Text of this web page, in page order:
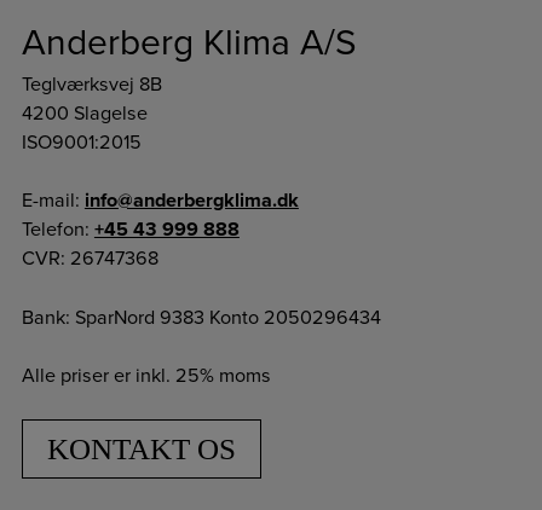
Anderberg Klima A/S
Teglværksvej 8B
4200 Slagelse
ISO9001:2015
E-mail: info@anderbergklima.dk
Telefon: +45 43 999 888
CVR: 26747368
Bank: SparNord 9383 Konto 2050296434
Alle priser er inkl. 25% moms
KONTAKT OS